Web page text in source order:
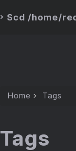
> $cd /home/
Home Tags
Tags